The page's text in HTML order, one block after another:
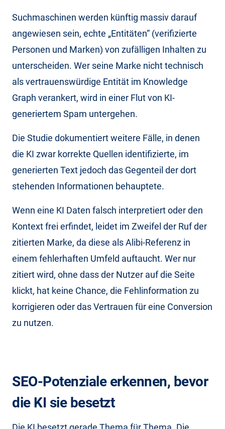
Suchmaschinen werden künftig massiv darauf
angewiesen sein, echte „Entitäten“ (verifizierte
Personen und Marken) von zufälligen Inhalten zu
unterscheiden. Wer seine Marke nicht technisch
als vertrauenswürdige Entität im Knowledge
Graph verankert, wird in einer Flut von KI-
generiertem Spam untergehen.
Die Studie dokumentiert weitere Fälle, in denen
die KI zwar korrekte Quellen identifizierte, im
generierten Text jedoch das Gegenteil der dort
stehenden Informationen behauptete.
Wenn eine KI Daten falsch interpretiert oder den
Kontext frei erfindet, leidet im Zweifel der Ruf der
zitierten Marke, da diese als Alibi-Referenz in
einem fehlerhaften Umfeld auftaucht. Wer nur
zitiert wird, ohne dass der Nutzer auf die Seite
klickt, hat keine Chance, die Fehlinformation zu
korrigieren oder das Vertrauen für eine Conversion
zu nutzen.
SEO-Potenziale erkennen, bevor
die KI sie besetzt